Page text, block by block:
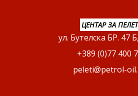
ЦЕНТАР ЗА
ул. Бутелска БР. 47
+389 (0)77 400
peleti@petrol-